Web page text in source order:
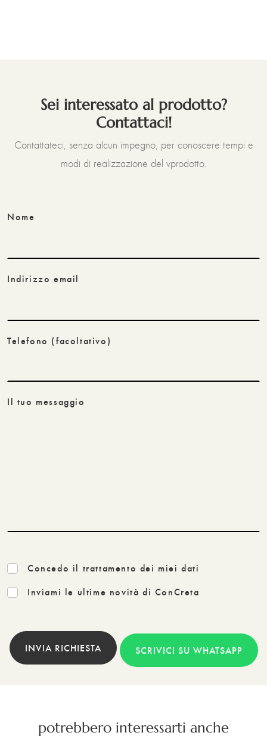
Sei interessato al prodotto?
Contattaci!
Contattateci, senza alcun impegno, per conoscere tempi e
modi di realizzazione del vprodotto.
Nome
Indirizzo email
Telefono (facoltativo)
Il tuo messaggio
Concedo il trattamento dei miei dati
Inviami le ultime novità di ConCreta
INVIA RICHIESTA SCRIVICI SU WHATSAPP
potrebbero interessarti anche